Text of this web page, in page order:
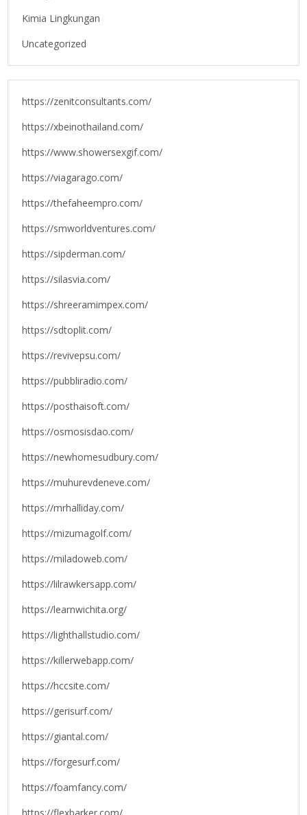
Kimia Lingkungan
Uncategorized
https://zenitconsultants.com/
https://xbeinothailand.com/
https://www.showersexgif.com/
https://viagarago.com/
https://thefaheempro.com/
https://smworldventures.com/
https://sipderman.com/
https://silasvia.com/
https://shreeramimpex.com/
https://sdtoplit.com/
https://revivepsu.com/
https://pubbliradio.com/
https://posthaisoft.com/
https://osmosisdao.com/
https://newhomesudbury.com/
https://muhurevdeneve.com/
https://mrhalliday.com/
https://mizumagolf.com/
https://miladoweb.com/
https://lilrawkersapp.com/
https://learnwichita.org/
https://lighthallstudio.com/
https://killerwebapp.com/
https://hccsite.com/
https://gerisurf.com/
https://giantal.com/
https://forgesurf.com/
https://foamfancy.com/